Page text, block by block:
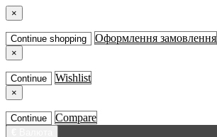
×
Continue shopping Оформлення замовлення
×
Continue Wishlist
×
Continue Compare